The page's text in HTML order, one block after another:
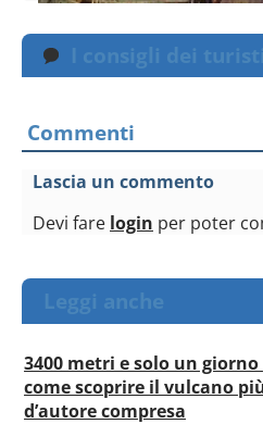
I consigli dei turisti
Commenti
Lascia un commento
Devi fare login per poter
Leggi anche
3400 metri e solo un
come scoprire il vulcano
d’autore compresa